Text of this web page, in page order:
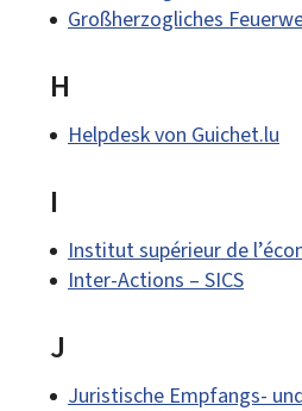
Großherzogliches
H
Helpdesk von Guichet.lu
I
Institut supérieur de
Inter-Actions – SICS
J
Juristische Empfangs-